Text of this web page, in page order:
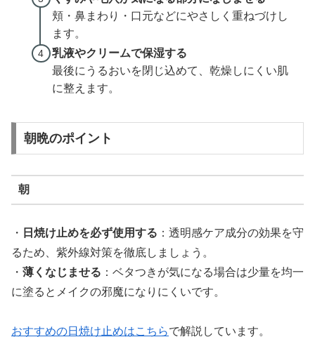
頬・鼻まわり・口元などにやさしく重ねづけし
ます。
乳液やクリームで保湿する
最後にうるおいを閉じ込めて、乾燥しにくい肌
に整えます。
朝晩のポイント
朝
・ 日焼け止めを必ず使用する ：透明感ケア成分の効果を守
るため、紫外線対策を徹底しましょう。
・ 薄くなじませる ：ベタつきが気になる場合は少量を均一
に塗るとメイクの邪魔になりにくいです。
おすすめの日焼け止めはこちらで解説しています。